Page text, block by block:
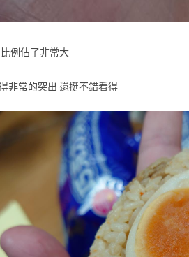
例佔了非常大
非常的突出 還挺不錯看得